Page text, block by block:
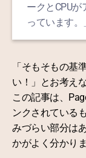
ークとCPU
っています。
「そもそもの基
い！」とお考え
この記事は、
ンクされている
みづらい部分は
かがよく分かりま